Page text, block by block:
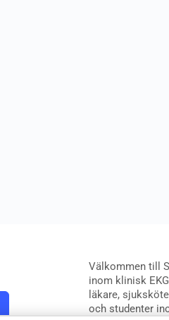
Välkommen till
inom klinisk
läkare,
och studenter